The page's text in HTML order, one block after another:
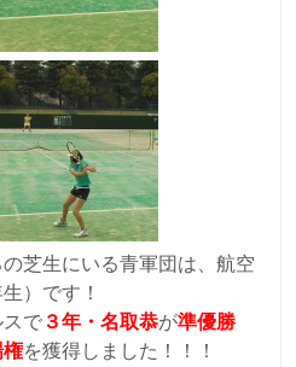
芝生にいる青軍団は、航空
）です！
で ３年・名取恭が準優勝
権を獲得しました！！！